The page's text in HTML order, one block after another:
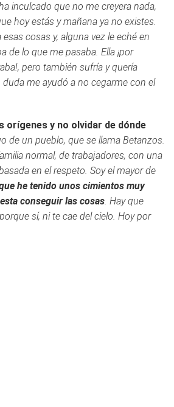
inculcado que no me creyera nada,
hoy estás y mañana ya no existes.
cosas y, alguna vez le eché en
de lo que me pasaba. Ella ¡por
pero también sufría y quería
duda me ayudó a no cegarme con el
orígenes y no olvidar de dónde
de un pueblo, que se llama Betanzos.
normal, de trabajadores, con una
en el respeto. Soy el mayor de
he tenido unos cimientos muy
conseguir las cosas. Hay que
sí, ni te cae del cielo. Hoy por